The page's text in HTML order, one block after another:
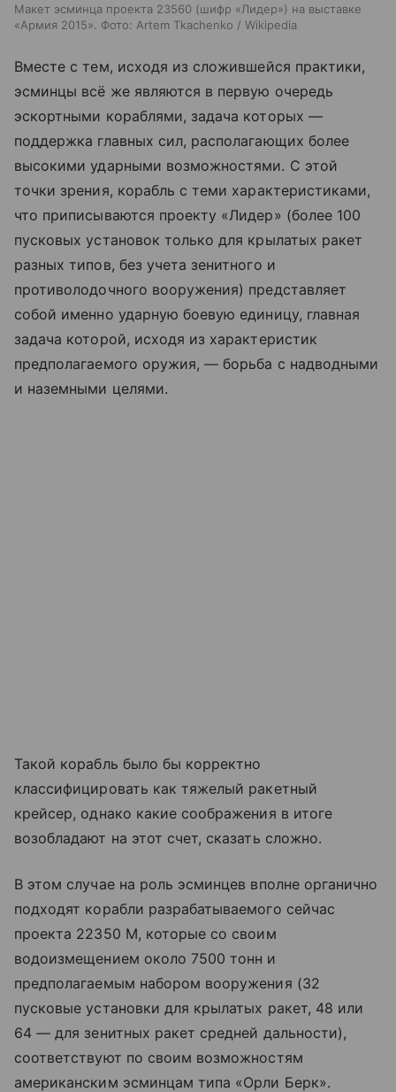
Макет эсминца проекта 23560 (шифр «Лидер») на выставке
«Армия 2015». Фото: Artem Tkachenko / Wikipedia
Вместе с тем, исходя из сложившейся практики,
эсминцы всё же являются в первую очередь
эскортными кораблями, задача которых —
поддержка главных сил, располагающих более
высокими ударными возможностями. С этой
точки зрения, корабль с теми характеристиками,
что приписываются проекту «Лидер» (более 100
пусковых установок только для крылатых ракет
разных типов, без учета зенитного и
противолодочного вооружения) представляет
собой именно ударную боевую единицу, главная
задача которой, исходя из характеристик
предполагаемого оружия, — борьба с надводными
и наземными целями.
Такой корабль было бы корректно
классифицировать как тяжелый ракетный
крейсер, однако какие соображения в итоге
возобладают на этот счет, сказать сложно.
В этом случае на роль эсминцев вполне органично
подходят корабли разрабатываемого сейчас
проекта 22350 М, которые со своим
водоизмещением около 7500 тонн и
предполагаемым набором вооружения (32
пусковые установки для крылатых ракет, 48 или
64 — для зенитных ракет средней дальности),
соответствуют по своим возможностям
американским эсминцам типа «Орли Берк».